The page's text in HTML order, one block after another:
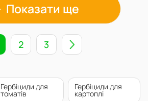
Показати ще
2 3
Гербіциди для
томатів
Гербіциди для
картоплі